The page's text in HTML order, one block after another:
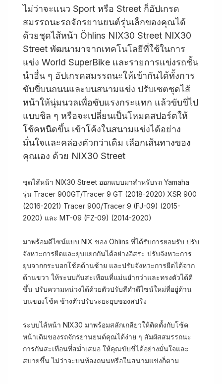
ไม่ว่าจะแนว Sport หรือ Street ก็อัปเกรด
สมรรถนะรถจักรยานยนต์รุ่นเล็กของคุณได้
ด้วยชุดไส้หน้า Öhlins NIX30 Street NIX30
Street พัฒนามาจากเทคโนโลยีที่ใช้ในการ
แข่ง World SuperBike และรายการแข่งรถชั้น
นำอื่น ๆ อัปเกรดสมรรถนะให้เข้ากันได้ทั้งการ
ขับขี่บนถนนและบนสนามแข่ง ปรับเซตชุดไส้
หน้าให้นุ่มนวลเพื่อซับแรงกระแทก แล้วขับขี่ไป
แบบชิล ๆ หรือจะเปลี่ยนเป็นโหมดสปอร์ตให้
โช้คหนืดขึ้น เข้าโค้งในสนามแข่งได้อย่าง
มั่นใจและคล่องตัวกว่าเดิม เลือกเส้นทางของ
คุณเอง ด้วย NIX30 Street
ชุดไส้หน้า NIX30 Street ออกแบบมาสำหรับรถ Yamaha
รุ่น Tracer 900GT/Tracer 9 GT (2018-2020) XSR 900
(2016-2021) Tracer 900/Tracer 9 (FJ-09) (2015-
2020) และ MT-09 (FZ-09) (2014-2020)
มาพร้อมดีไซน์แบบ NIX ของ Öhlins ที่ได้รับการยอมรับ ปรับ
จังหวะการยืดและยุบแยกกันได้อย่างอิสระ ปรับจังหวะการ
ยุบจากกระบอกโช้คด้านซ้าย และปรับจังหวะการยืดได้จาก
ด้านขวา ให้ระบบกันสะเทือนที่แม่นยำกว่าและทรงตัวได้ดี
ขึ้น ปรับความหน่วงได้ด้วยตัวปรับสีดำดีไซน์ใหม่ที่อยู่ด้าน
บนของโช้ค ข้างตัวปรับระยะยุบของสปริง
ระบบไส้หน้า NIX30 มาพร้อมสลักเกลียวให้ติดตั้งกับโช้ค
หน้าเดิมของรถจักรยานยนต์คุณได้ง่าย ๆ สัมผัสสมรรถนะ
การกันสะเทือนที่สม่ำเสมอ ให้คุณขับขี่ได้อย่างมั่นใจและ
สบายขึ้น ไม่ว่าจะบนท้องถนนหรือในสนามแข่งก็ตาม